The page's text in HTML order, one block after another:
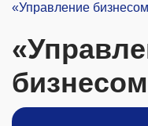
«Управление